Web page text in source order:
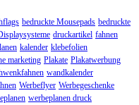
bedruckte Mousepads bedruckte
druckartikel fahnen
kalender klebefolien
marketing Plakate Plakatwerbung
wandkalender
Werbeflyer Werbegeschenke
werbeplanen druck